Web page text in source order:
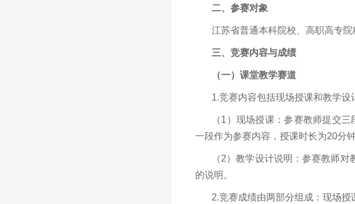
二、参赛对象
江苏省普通本科院校、高职高专
三、竞赛内容与成绩
（一）课堂教学赛道
1.竞赛内容包括现场授课和教学设
（1）现场授课：参赛教师提交
一段作为参赛内容，授课时长为20分钟
（2）教学设计说明：参赛教师
的说明。
2.竞赛成绩由两部分组成：现场授